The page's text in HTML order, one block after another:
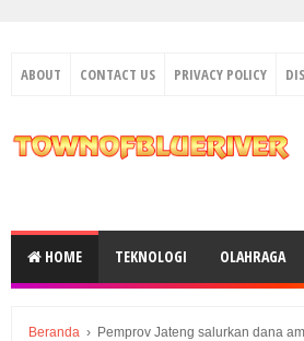
ABOUT CONTACT US PRIVACY POLICY
HOME TEKNOLOGI OLAHRAGA
Beranda › Pemprov Jateng salurkan dana